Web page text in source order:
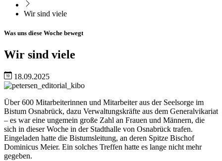
Wir sind viele
Was uns diese Woche bewegt
Wir sind viele
18.09.2025
Image
Über 600 Mitarbeiterinnen und Mitarbeiter aus der Seelsorge im
Bistum Osnabrück, dazu Verwaltungskräfte aus dem Generalvikariat
– es war eine ungemein große Zahl an Frauen und Männern, die
sich in dieser Woche in der Stadthalle von Osnabrück trafen.
Eingeladen hatte die Bistumsleitung, an deren Spitze Bischof
Dominicus Meier. Ein solches Treffen hatte es lange nicht mehr
gegeben.